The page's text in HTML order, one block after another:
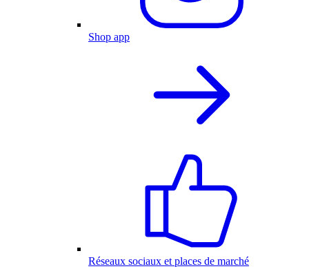
Shop app
Réseaux sociaux et places de marché